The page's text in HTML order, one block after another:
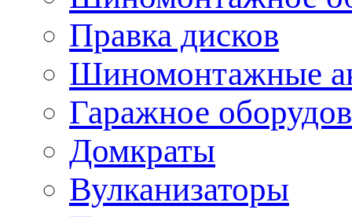
Правка дисков
Шиномонтажные
Гаражное
Домкраты
Вулканизаторы